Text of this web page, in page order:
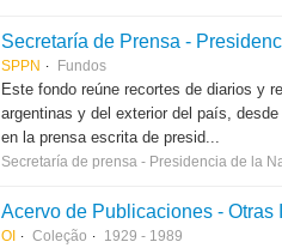
Secretaría de Prensa -
SPPN Fundos
Este fondo reúne recortes de diarios y
argentinas y del exterior del país,
en la prensa escrita de presid...
Secretaría de prensa - Presidencia de la
Acervo de Publicaciones - Otras
OI Coleção 1929 - 1989